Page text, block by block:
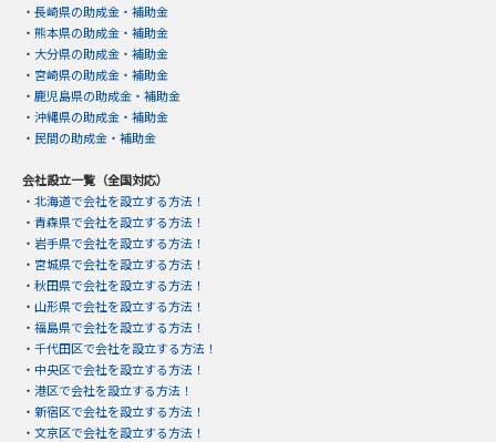
・ 長崎県の助成金・補助金
・ 熊本県の助成金・補助金
・ 大分県の助成金・補助金
・ 宮崎県の助成金・補助金
・ 鹿児島県の助成金・補助金
・ 沖縄県の助成金・補助金
・ 民間の助成金・補助金
会社設立一覧（全国対応）
・ 北海道で会社を設立する方法！
・ 青森県で会社を設立する方法！
・ 岩手県で会社を設立する方法！
・ 宮城県で会社を設立する方法！
・ 秋田県で会社を設立する方法！
・ 山形県で会社を設立する方法！
・ 福島県で会社を設立する方法！
・ 千代田区で会社を設立する方法！
・ 中央区で会社を設立する方法！
・ 港区で会社を設立する方法！
・ 新宿区で会社を設立する方法！
・ 文京区で会社を設立する方法！